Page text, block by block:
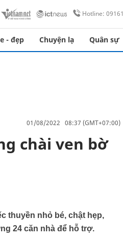
Hotline:
- đẹp Chuyện lạ Quân sự
01/08/2022 08:37 (GMT+07:00)
chài ven bờ
thuyền nhỏ bé, chật hẹp,
24 căn nhà để hỗ trợ.